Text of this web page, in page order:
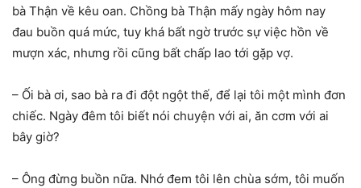
bà Thận về kêu oan. Chồng bà Thận mấy ngày hôm nay
đau buồn quá mức, tuy khá bất ngờ trước sự việc hồn về
mượn xác, nhưng rồi cũng bất chấp lao tới gặp vợ.
– Ối bà ơi, sao bà ra đi đột ngột thế, để lại tôi một mình đơn
chiếc. Ngày đêm tôi biết nói chuyện với ai, ăn cơm với ai
bây giờ?
– Ông đừng buồn nữa. Nhớ đem tôi lên chùa sớm, tôi muốn